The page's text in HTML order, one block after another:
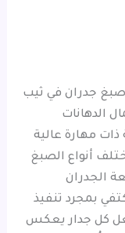
جدران في ثيب
الدهانات
ذات مهارة عالية
أنواع الصبغ
الجدران
بمجرد تنفيذ
كل جدار يعكس